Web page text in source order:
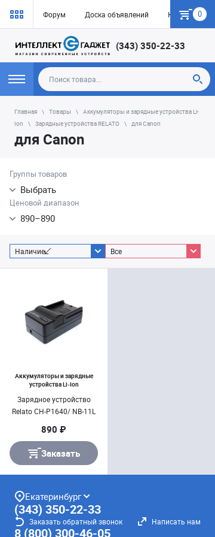
Форум Доска объявлений Как купить
0
(343) 350-22-33
Главная Товары
Аккумуляторы и зарядные устройства Li-
Ion
Зарядные устройства RELATO для Canon
для Canon
Группы товаров
Выбрать
Ценовой диапазон
890–890
Наличие Все
Аккумуляторы и зарядные
устройства Li-Ion
Зарядное устройство
Relato CH-P1640/ NB-11L
890 ₽
Заказать
Екатеринбург
(343) 350-22-33
Заказать обратный звонок Написать нам
8 (800) 300-46-05